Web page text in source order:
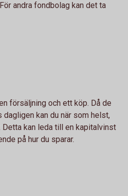
andra fondbolag kan det ta
försäljning och ett köp. Då de
kan du när som helst,
Detta kan leda till en kapitalvinst
på hur du sparar.